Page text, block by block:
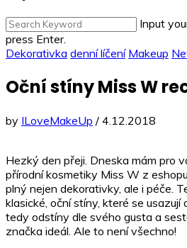
Input
press Enter.
Dekorativka denní líčení Makeup
Oční stíny Miss W
by ILoveMakeUp / 4.12.2018
Hezký den přeji. Dneska mám pro
přírodní kosmetiky Miss W z eshopu
plný nejen dekorativky, ale i péče.
klasické, oční stíny, které se
tedy odstíny dle svého gusta a
značka ideál. Ale to není všechno!